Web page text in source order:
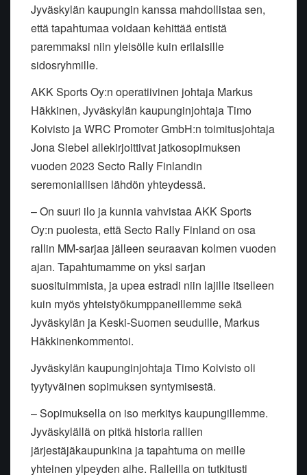
Jyväskylän kaupungin kanssa mahdollistaa sen,
että tapahtumaa voidaan kehittää entistä
paremmaksi niin yleisölle kuin erilaisille
sidosryhmille.
AKK Sports Oy:n operatiivinen johtaja Markus
Häkkinen, Jyväskylän kaupunginjohtaja Timo
Koivisto ja WRC Promoter GmbH:n toimitusjohtaja
Jona Siebel allekirjoittivat jatkosopimuksen
vuoden 2023 Secto Rally Finlandin
seremoniallisen lähdön yhteydessä.
– On suuri ilo ja kunnia vahvistaa AKK Sports
Oy:n puolesta, että Secto Rally Finland on osa
rallin MM-sarjaa jälleen seuraavan kolmen vuoden
ajan. Tapahtumamme on yksi sarjan
suosituimmista, ja upea estradi niin lajille itselleen
kuin myös yhteistyökumppaneillemme sekä
Jyväskylän ja Keski-Suomen seuduille, Markus
Häkkinenkommentoi.
Jyväskylän kaupunginjohtaja Timo Koivisto oli
tyytyväinen sopimuksen syntymisestä.
– Sopimuksella on iso merkitys kaupungillemme.
Jyväskylällä on pitkä historia rallien
järjestäjäkaupunkina ja tapahtuma on meille
yhteinen ylpeyden aihe. Ralleilla on tutkitusti